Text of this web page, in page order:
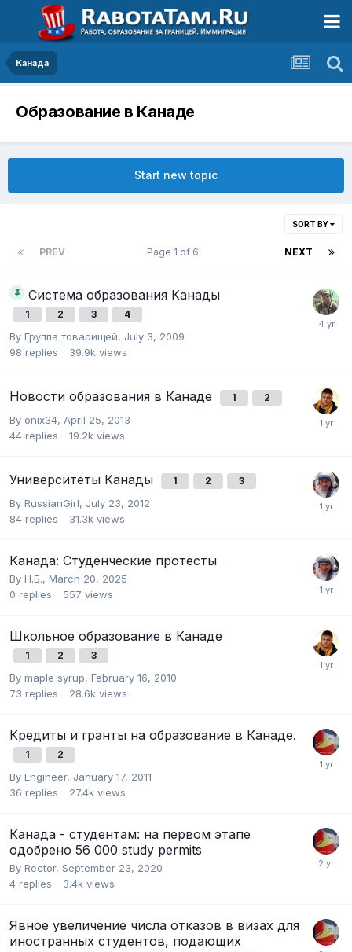
Канада
Образование в Канаде
Start new topic
SORT BY
PREV NEXT
Page 1 of 6
Система образования Канады
1 2 3 4
By Группа товарищей, July 3, 2009
98 replies 39.9k views
Новости образования в Канаде 1 2
By onix34, April 25, 2013
44 replies 19.2k views
Университеты Канады 1 2 3
By RussianGirl, July 23, 2012
84 replies 31.3k views
Канада: Студенческие протесты
By Н.Б., March 20, 2025
0 replies 557 views
Школьное образование в Канаде
1 2 3
By maple syrup, February 16, 2010
73 replies 28.6k views
Кредиты и гранты на образование в Канаде.
1 2
By Engineer, January 17, 2011
36 replies 27.4k views
Канада - студентам: на первом этапе
одобрено 56 000 study permits
By Rector, September 23, 2020
4 replies 3.4k views
Явное увеличение числа отказов в визах для
иностранных студентов, подающих